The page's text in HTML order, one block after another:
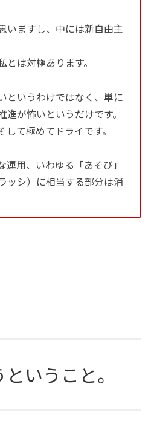
いますし、中には新自由主
は対極あります。
というわけではなく、単に
が怖いというだけです。
て極めてドライです。
用、いわゆる「あそび」
ッシ）に相当する部分は消
いうこと。